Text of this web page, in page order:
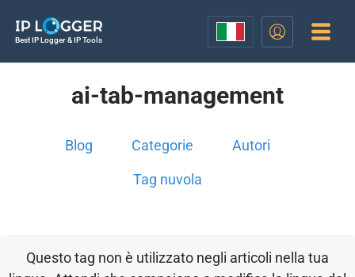
Best IP Logger & IP Tools
ai-tab-management
Blog Categorie Autori
Tag nuvola